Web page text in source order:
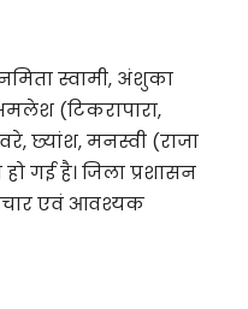
स्वामी, अंशुका
(टिकरापारा,
छ्यांश, मनस्वी (राजा
गई है। जिला प्रशासन
एवं आवश्यक